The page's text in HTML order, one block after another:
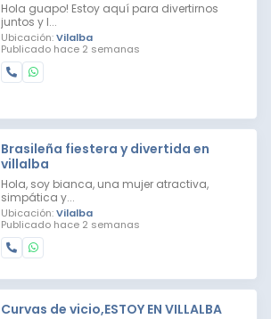
Hola guapo! Estoy aquí para divertirnos
juntos y l...
Ubicación:Vilalba
Publicado hace 2 semanas
Brasileña fiestera y divertida en
villalba
Hola, soy bianca, una mujer atractiva,
simpática y...
Ubicación:Vilalba
Publicado hace 2 semanas
Curvas de vicio,ESTOY EN VILLALBA